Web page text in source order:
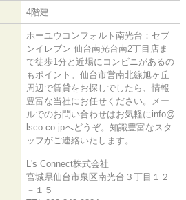
4階建
ホーユウコンフォルト南光台：セブ
ンイレブン 仙台南光台南2丁目店ま
で徒歩1分と近場にコンビニがあるの
もポイント。仙台市営南北線旭ヶ丘
周辺で賃貸をお探しでしたら、情報
豊富な当社にお任せください。メー
ルでのお問い合わせはお気軽にinfo@
lsco.co.jpへどうぞ。知識豊富なスタ
ッフがご連絡いたします。
L's Connect株式会社
宮城県仙台市泉区南光台３丁目１２
－１５